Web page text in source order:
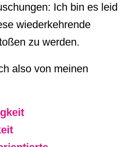
Ich bin es leid
wiederkehrende
zu werden.
also von meinen